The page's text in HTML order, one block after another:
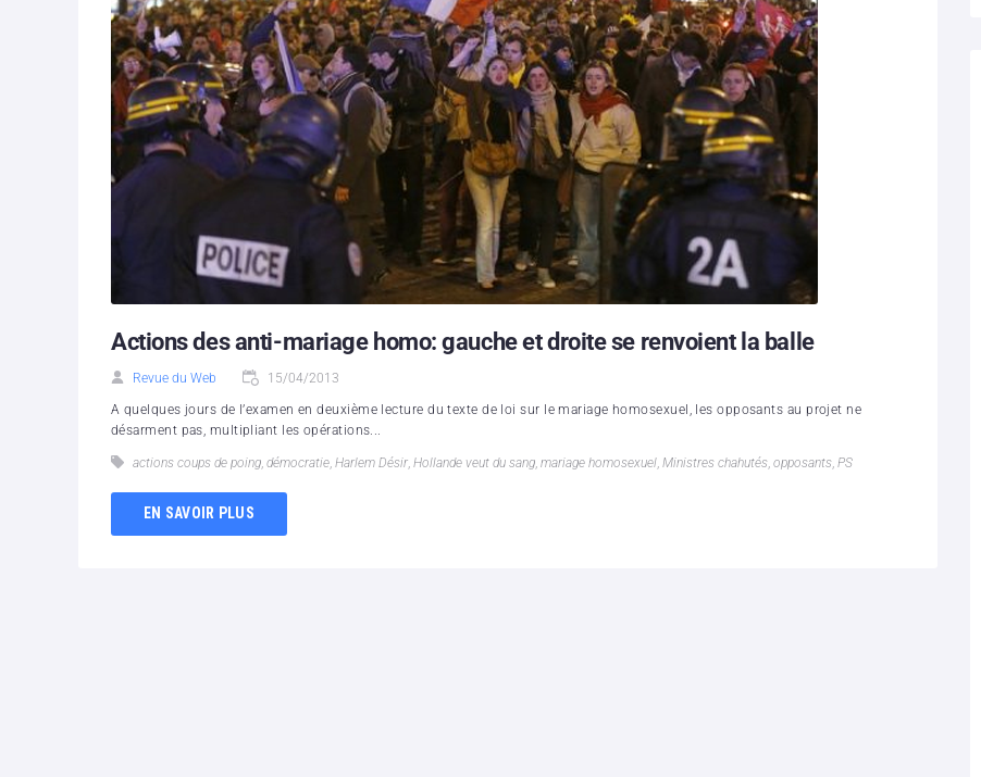
Actions des anti-mariage homo: gauche et droite se renvoient la balle
Revue du Web 15/04/2013
A quelques jours de l’examen en deuxième lecture du texte de loi sur le mariage homosexuel, les opposants au projet ne
désarment pas, multipliant les opérations...
actions coups de poing, démocratie, Harlem Désir, Hollande veut du sang, mariage homosexuel, Ministres chahutés, opposants, PS
EN SAVOIR PLUS